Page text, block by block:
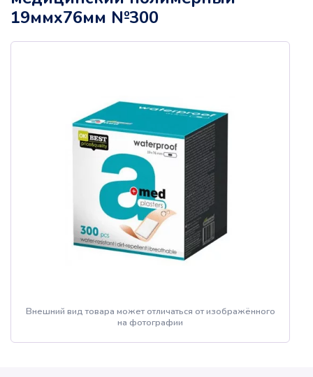
19ммх76мм №300
Внешний вид товара может отличаться от изображённого
на фотографии